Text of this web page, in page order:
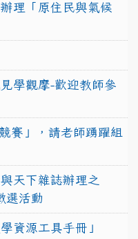
理「原住民與氣候
學觀摩-歡迎教師參
賽」，請老師踴躍組
天下雜誌辦理之
選活動
資源工具手冊」